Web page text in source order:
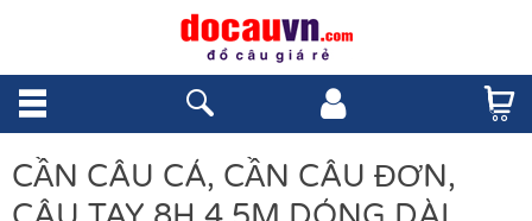
CẦN CÂU CÁ, CẦN CÂU ĐƠN,